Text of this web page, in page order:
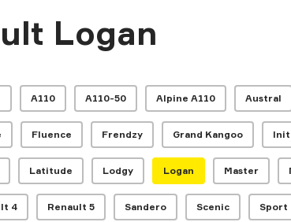
Logan
A110 A110-50 Alpine A110 Austral
Fluence Frendzy Grand Kangoo
Latitude Lodgy Logan Master
4 Renault 5 Sandero Scenic Sport